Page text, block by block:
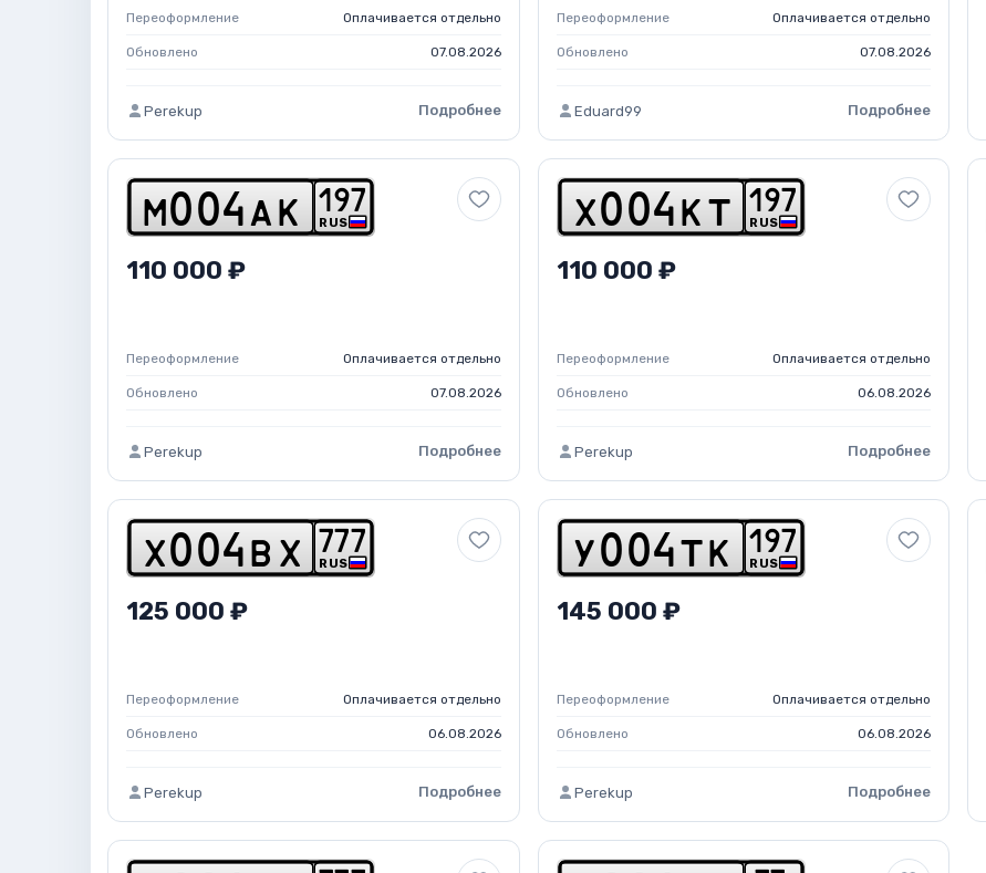
Переоформление Оплачивается отдельно
Обновлено 07.08.2026
Perekup Подробнее
Переоформление Оплачивается отдельно
Обновлено 07.08.2026
Eduard99 Подробнее
m 0 04 a k RUS
1 9 7
110 000 ₽
Переоформление Оплачивается отдельно
Обновлено 07.08.2026
Perekup Подробнее
x 0 04 k t RUS
1 9 7
110 000 ₽
Переоформление Оплачивается отдельно
Обновлено 06.08.2026
Perekup Подробнее
x 0 04 b x RUS
7 7 7
125 000 ₽
Переоформление Оплачивается отдельно
Обновлено 06.08.2026
Perekup Подробнее
y 0 04 t k RUS
1 9 7
145 000 ₽
Переоформление Оплачивается отдельно
Обновлено 06.08.2026
Perekup Подробнее